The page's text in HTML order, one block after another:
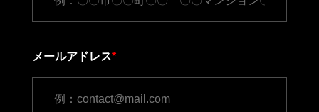
メールアドレス*